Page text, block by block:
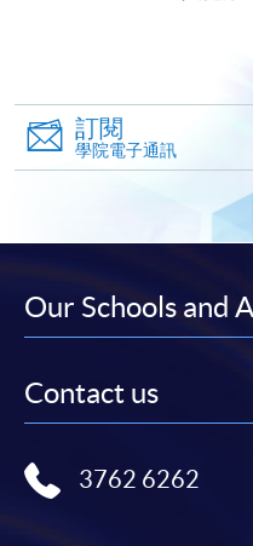
填寫網上報名表格
申請人可按該課程
後按照指示填妥網
某些課程須甄選入
繳交所需費用
申請人可使用以下
訂閱
學院電子通訊
Our Schools and
Contact us
3762 6262